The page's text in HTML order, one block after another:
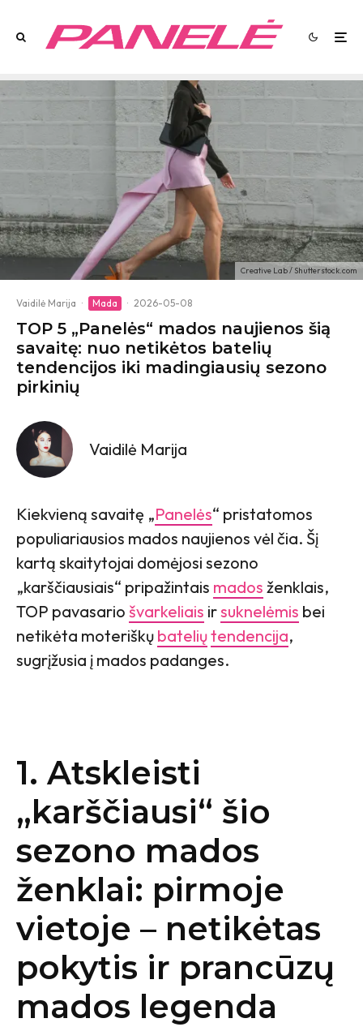
Creative Lab / Shutterstock.com
Vaidilė Marija · Mada · 2026-05-08
TOP 5 „Panelės“ mados naujienos šią
savaitę: nuo netikėtos batelių
tendencijos iki madingiausių sezono
pirkinių
Vaidilė Marija
Kiekvieną savaitę „Panelės“ pristatomos
populiariausios mados naujienos vėl čia. Šį
kartą skaitytojai domėjosi sezono
„karščiausiais“ pripažintais mados ženklais,
TOP pavasario švarkeliais irsuknelėmis bei
netikėta moteriškų bateliųtendencija,
sugrįžusia į mados padanges.
1. Atskleisti
„karščiausi“ šio
sezono mados
ženklai: pirmoje
vietoje – netikėtas
pokytis ir prancūzų
mados legenda